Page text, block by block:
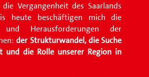
Vergangenheit des Saarlands
heute beschäftigen mich die
und Herausforderungen der
der Strukturwandel, die Suche
und die Rolle unserer Region in